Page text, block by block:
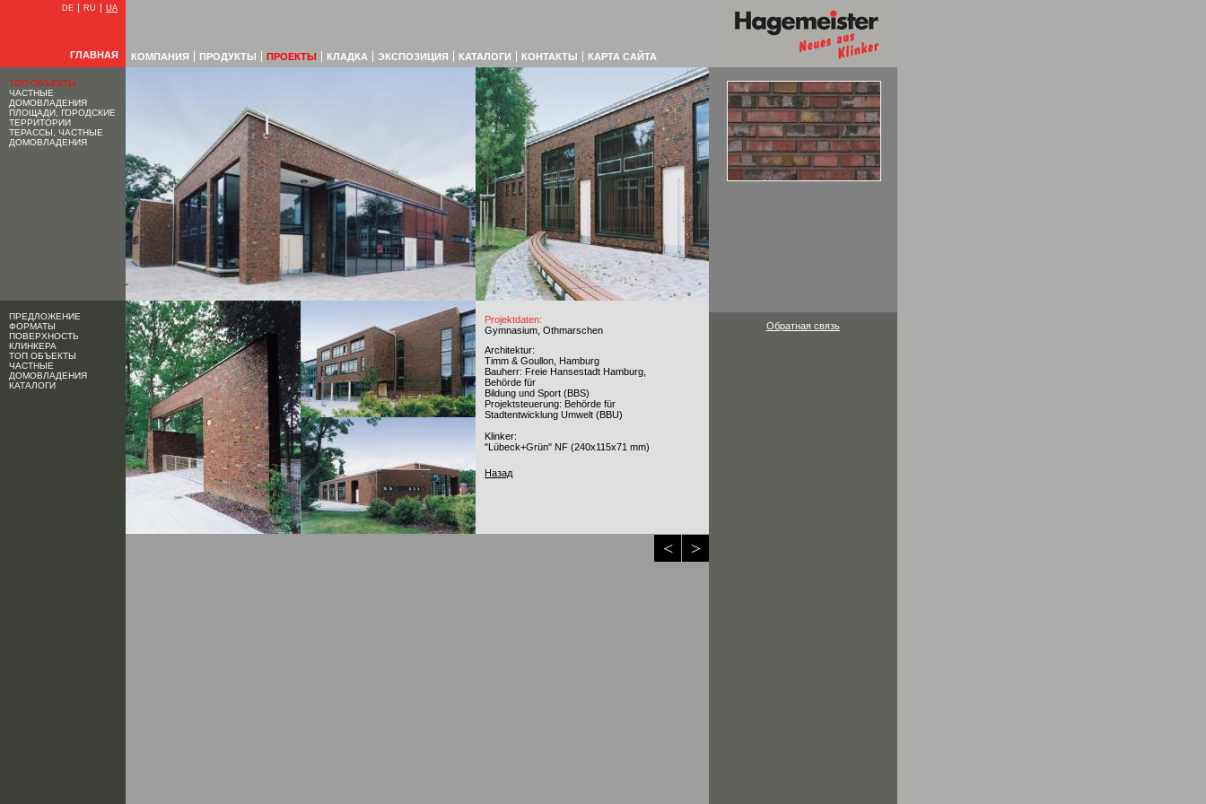
DE RU UA
ГЛАВНАЯ КОМПАНИЯ ПРОДУКТЫ ПРОЕКТЫ КЛАДКА ЭКСПОЗИЦИЯ КАТАЛОГИ КОНТАКТЫ КАРТА САЙТА
ТОП ОБЪЕКТЫ
ЧАСТНЫЕ
ДОМОВЛАДЕНИЯ
ПЛОЩАДИ, ГОРОДСКИЕ
ТЕРРИТОРИИ
ТЕРАССЫ, ЧАСТНЫЕ
ДОМОВЛАДЕНИЯ
ПРЕДЛОЖЕНИЕ
ФОРМАТЫ
ПОВЕРХНОСТЬ
КЛИНКЕРА
ТОП ОБЪЕКТЫ
ЧАСТНЫЕ
ДОМОВЛАДЕНИЯ
КАТАЛОГИ
Projektdaten:
Gymnasium, Othmarschen
Architektur:
Timm & Goullon, Hamburg
Bauherr: Freie Hansestadt Hamburg,
Behörde für
Bildung und Sport (BBS)
Projektsteuerung: Behörde für
Stadtentwicklung Umwelt (BBU)
Klinker:
"Lübeck+Grün" NF (240x115x71 mm)
Назад
>
<
Обратная связь